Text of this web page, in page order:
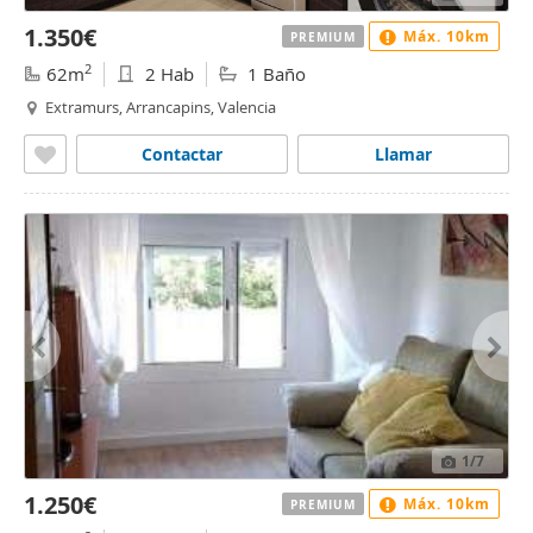
1.350€
62m2 2 Hab 1 Baño
Extramurs, Arrancapins, Valencia
Llamar
Contactar
PREMIUM Máx. 10km
1/7
1.250€ PREMIUM Máx. 10km